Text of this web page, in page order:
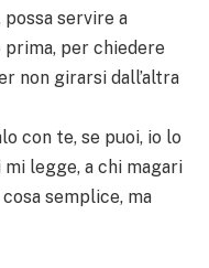
servire a
per chiedere
non girarsi dall’altra
con te, se puoi, io lo
mi legge, a chi magari
semplice, ma